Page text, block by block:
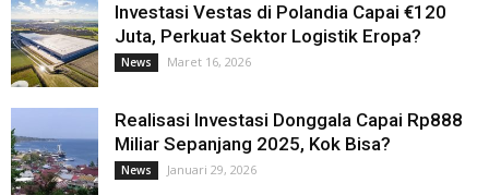
Investasi Vestas di Polandia Capai €120
Juta, Perkuat Sektor Logistik Eropa?
News Maret 16, 2026
Realisasi Investasi Donggala Capai Rp888
Miliar Sepanjang 2025, Kok Bisa?
News Januari 29, 2026